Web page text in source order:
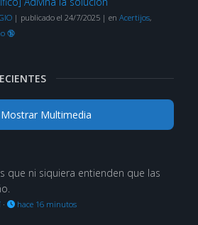
| publicado el 24/7/2025| en Acertijos,
🔞
Multimedia
que ni siquiera entienden que las
· hace 16 minutos